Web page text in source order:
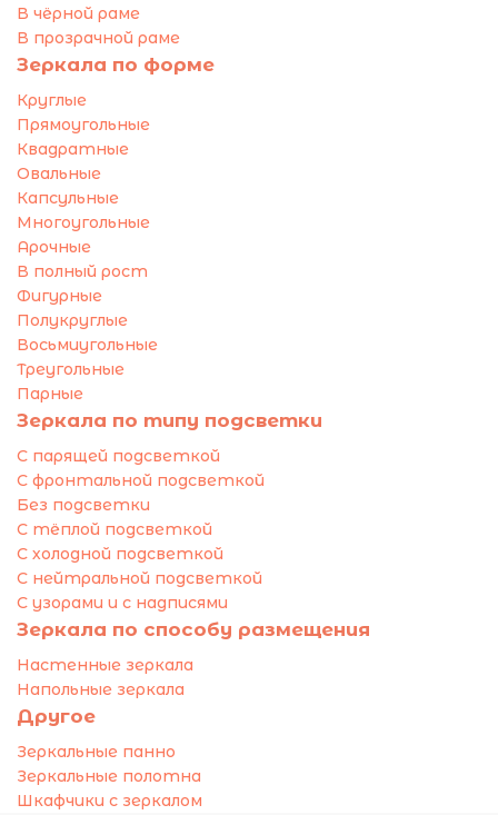
В чёрной раме
В прозрачной раме
Зеркала по форме
Круглые
Прямоугольные
Квадратные
Овальные
Капсульные
Многоугольные
Арочные
В полный рост
Фигурные
Полукруглые
Восьмиугольные
Треугольные
Парные
Зеркала по типу подсветки
С парящей подсветкой
С фронтальной подсветкой
Без подсветки
С тёплой подсветкой
С холодной подсветкой
С нейтральной подсветкой
С узорами и с надписями
Зеркала по способу размещения
Настенные зеркала
Напольные зеркала
Другое
Зеркальные панно
Зеркальные полотна
Шкафчики с зеркалом